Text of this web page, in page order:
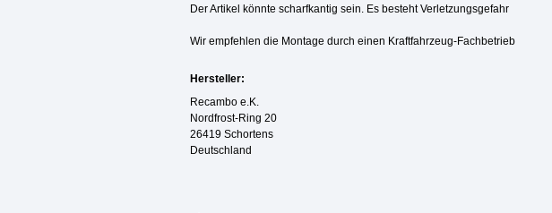
Der Artikel könnte scharfkantig sein. Es besteht Verletzungsgefahr
Wir empfehlen die Montage durch einen Kraftfahrzeug-Fachbetrieb
Hersteller:
Recambo e.K.
Nordfrost-Ring 20
26419 Schortens
Deutschland